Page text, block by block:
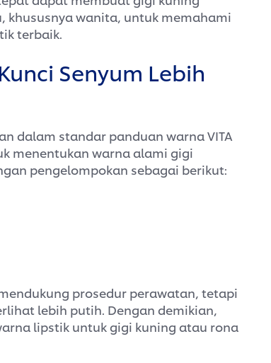
khususnya wanita, untuk memahami
terbaik.
Senyum Lebih
dalam standar panduan warna VITA
menentukan warna alami gigi
pengelompokan sebagai berikut:
prosedur perawatan, tetapi
lebih putih. Dengan demikian,
lipstik untuk gigi kuning atau rona